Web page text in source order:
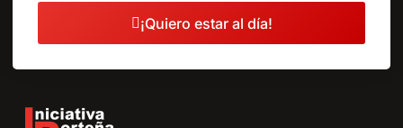
¡Quiero estar al día!